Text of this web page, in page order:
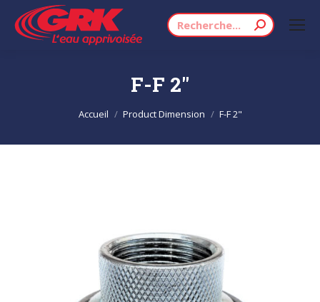
Recherche
F-F 2"
Vous êtes ici :
Accueil Product Dimension F-F 2"